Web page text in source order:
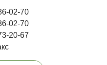
02-70
02-70
20-67